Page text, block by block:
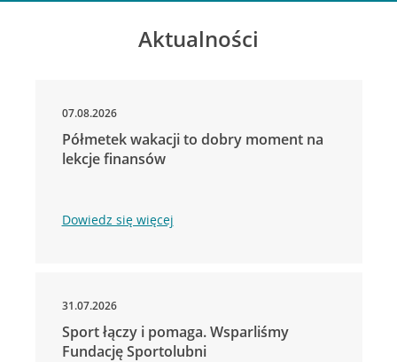
Aktualności
07.08.2026
Półmetek wakacji to dobry moment na
lekcje finansów
Dowiedz się więcej
31.07.2026
Sport łączy i pomaga. Wsparliśmy
Fundację Sportolubni